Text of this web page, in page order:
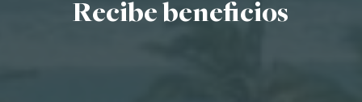
Recibe beneficios